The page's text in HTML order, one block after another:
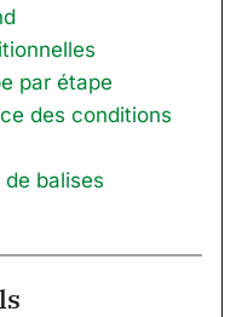
par étape
des conditions
balises